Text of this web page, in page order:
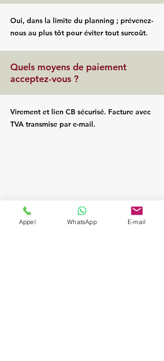
Oui, dans la limite du planning ; prévenez-
nous au plus tôt pour éviter tout surcoût.
Quels moyens de paiement
acceptez-vous ?
Virement et lien CB sécurisé. Facture avec
TVA transmise par e-mail.
Appel WhatsApp E-mail